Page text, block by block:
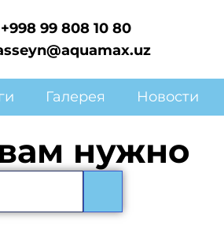
+998 99 808 10 80
Галерея Новости
нужно